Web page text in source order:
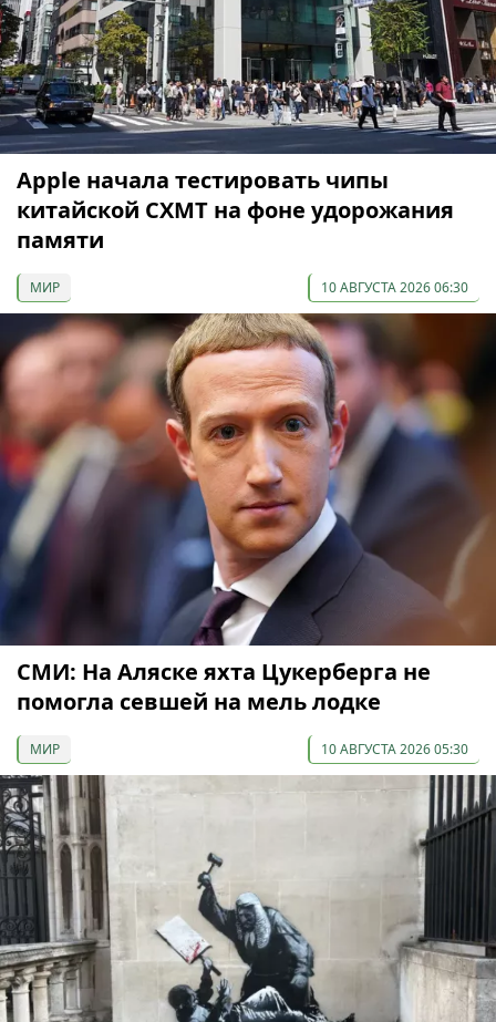
Apple начала тестировать чипы
китайской CXMT на фоне удорожания
памяти
МИР 10 АВГУСТА 2026 06:30
СМИ: На Аляске яхта Цукерберга не
помогла севшей на мель лодке
МИР 10 АВГУСТА 2026 05:30